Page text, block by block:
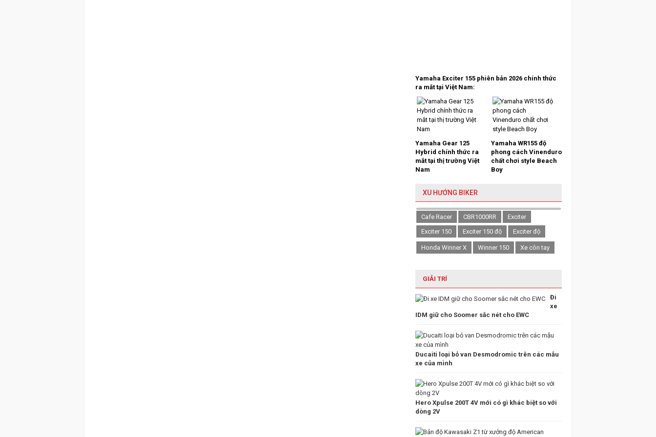
Yamaha Exciter 155 phiên bản 2026 chính thức
ra mắt tại Việt Nam:
Yamaha Gear 125
Hybrid chính thức ra
mắt tại thị trường Việt
Nam
Yamaha WR155 độ
phong cách Vinenduro
chất chơi style Beach
Boy
XU HƯỚNG BIKER
Cafe Racer CBR1000RR
Exciter
Exciter 150
Exciter 150 độ Exciter độ
Honda Winner X Winner 150 Xe côn tay
GIẢI TRÍ
Đi
xe
IDM giữ cho Soomer sắc nét cho EWC
Ducaiti loại bỏ van Desmodromic trên các mẫu
xe của mình
Hero Xpulse 200T 4V mới có gì khác biệt so với
dòng 2V